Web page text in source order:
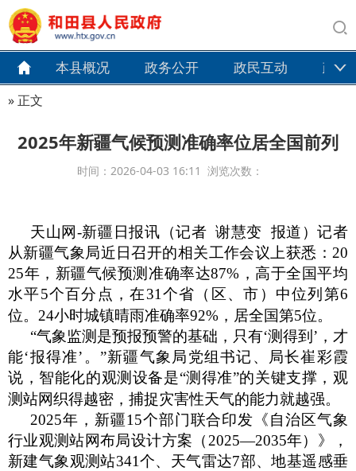
本县概况 政务公开 政民互动 政务
» 正文
2025年新疆气候预测准确率位居全国前列
时间：2026-04-03 16:11 浏览次数：
天山网-新疆日报讯（记者 谢慧变 报道）记者
从新疆气象局近日召开的相关工作会议上获悉：20
25年，新疆气候预测准确率达87%，高于全国平均
水平5个百分点，在31个省（区、市）中位列第6
位。24小时城镇晴雨准确率92%，居全国第5位。
“气象监测是预报预警的基础，只有‘测得到’，才
能‘报得准’。”新疆气象局党组书记、局长崔彩霞
说，智能化的观测设备是“测得准”的关键支撑，观
测站网织得越密，捕捉灾害性天气的能力就越强。
2025年，新疆15个部门联合印发《自治区气象
行业观测站网布局设计方案（2025—2035年）》，
新建气象观测站341个、天气雷达7部、地基遥感垂